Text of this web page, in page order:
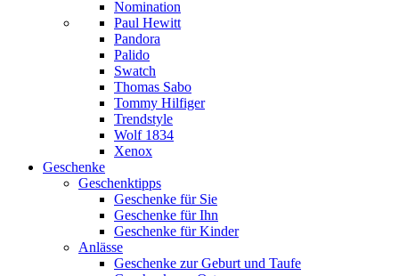
Nomination
Paul Hewitt
Pandora
Palido
Swatch
Thomas Sabo
Tommy Hilfiger
Trendstyle
Wolf 1834
Xenox
Geschenke
Geschenktipps
Geschenke für Sie
Geschenke für Ihn
Geschenke für Kinder
Anlässe
Geschenke zur Geburt und Taufe